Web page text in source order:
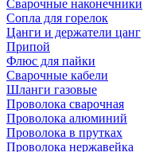
Сварочные наконечники
Сопла для горелок
Цанги и держатели цанг
Припой
Флюс для пайки
Сварочные кабели
Шланги газовые
Проволока сварочная
Проволока алюминий
Проволока в прутках
Проволока нержавейка